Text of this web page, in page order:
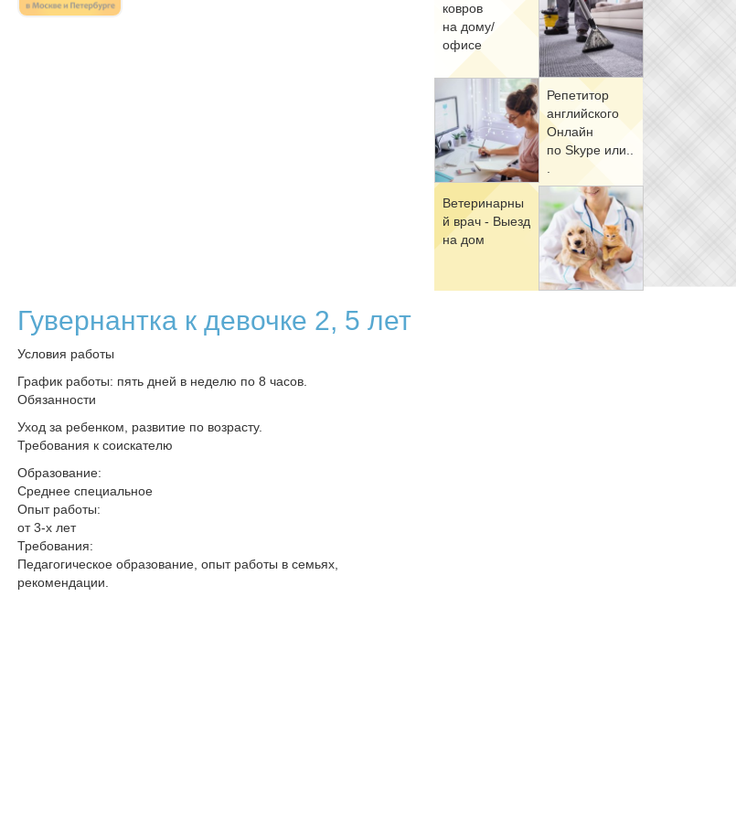
ков­ров
на до­му/
офи­се
Ре­пе­ти­тор
ан­глий­ско­го
Он­лайн
по Skype или..
Ве­те­ри­нар­ны
й врач - Вы­езд
на дом
Гувернантка к девочке 2, 5 лет
Условия работы
График работы: пять дней в неделю по 8 часов.
Обязанности
Уход за ребенком, развитие по возрасту.
Требования к соискателю
Образование:
Среднее специальное
Опыт работы:
от 3-х лет
Требования:
Педагогическое образование, опыт работы в семьях,
рекомендации.